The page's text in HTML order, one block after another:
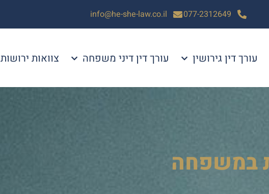
077-2312649
info@he-she-law.co.il
עורך דין גירושין עורך דין דיני משפחה צוואות ירושות
במשפחה